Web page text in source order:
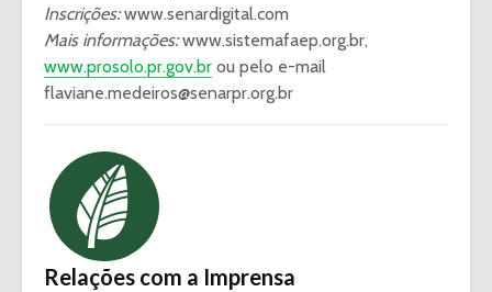
Inscrições:www.senardigital.com
Mais informações:www.sistemafaep.org.br,
www.prosolo.pr.gov.br ou pelo e-mail
flaviane.medeiros@senarpr.org.br
Relações com a Imprensa